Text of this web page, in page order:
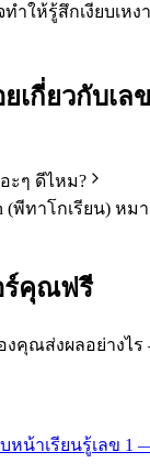
ำให้รู้สึกเงียบเหง
เกี่ยวกับเลข
ะๆ ดีไหม?
(พีทาโกเรียน) หม
ร์คุณฟรี
งคุณส่งผลอย่างไ
หน้าเรียนรู้เลข 1